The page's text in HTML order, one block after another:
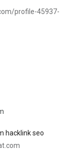
profile-45937-
hacklink seo